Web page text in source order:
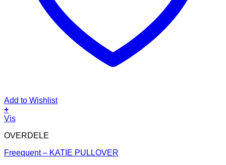
Add to Wishlist
+
Dette
har
varianter.
Vis
OVERDELE
Freequent – KATIE PULLOVER